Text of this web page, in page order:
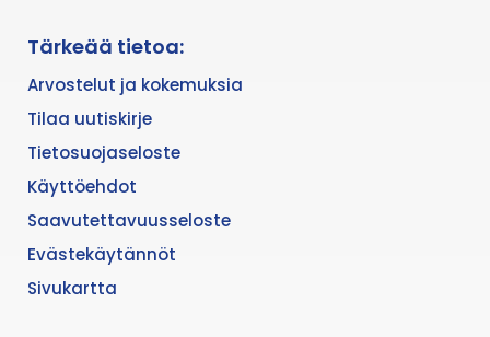
Tärkeää tietoa:
Arvostelut ja kokemuksia
Tilaa uutiskirje
Tietosuojaseloste
Käyttöehdot
Saavutettavuusseloste
Evästekäytännöt
Sivukartta